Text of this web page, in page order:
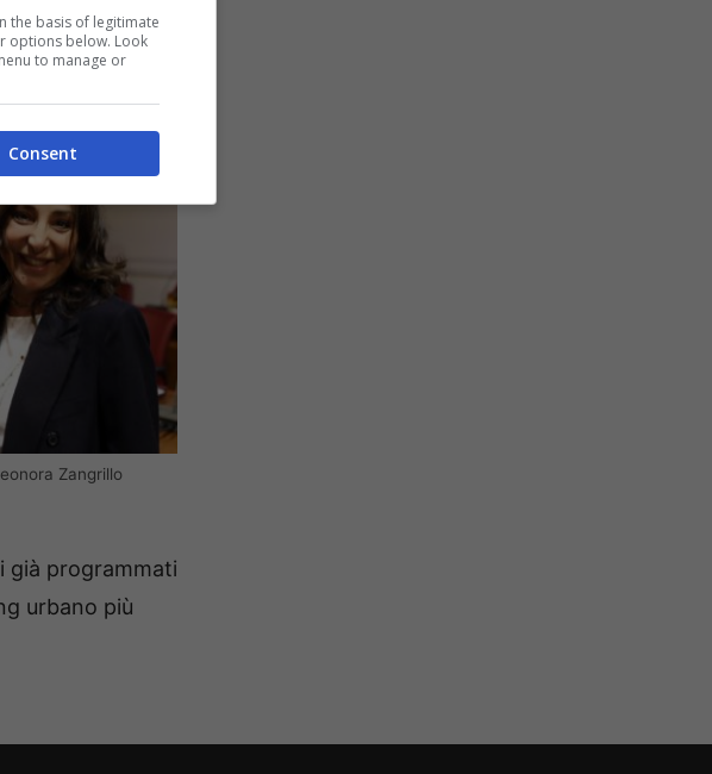
Zangrillo
già programmati
urbano più
the basis of legitimate
options below. Look
to manage or
Consent